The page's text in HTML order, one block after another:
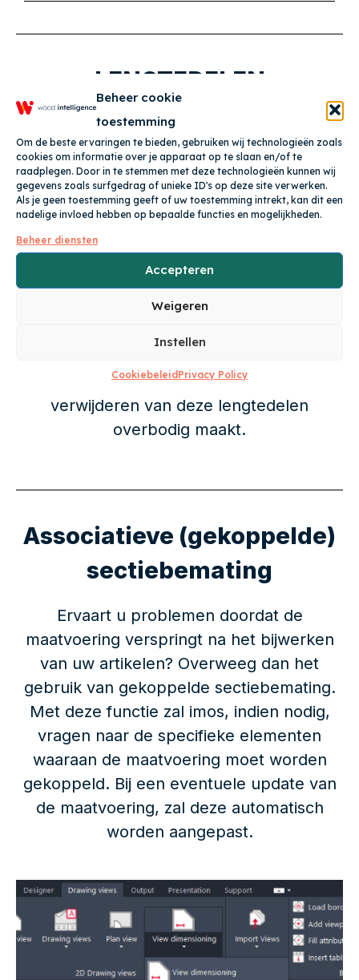
Beheer cookie
toestemming
Om de beste ervaringen te bieden, gebruiken wij technologieën zoals
cookies om informatie over je apparaat op te slaan en/of te
raadplegen. Door in te stemmen met deze technologieën kunnen wij
gegevens zoals surfgedrag of unieke ID's op deze site verwerken.
Als je geen toestemming geeft of uw toestemming intrekt, kan dit een
nadelige invloed hebben op bepaalde functies en mogelijkheden.
Beheer diensten
Accepteren
Weigeren
Instellen
CookiebeleidPrivacy Policy
LENGTEDELEN
Verstek in plinten en kroonlijsten
Nieuwe optie voor plinten en kroonlijsten:
de mogelijkheid tot het toevoegen van een
verstek.
Lengtedelen wisselen
Nadat een plint, kroonlijst, werkblad of
lichtlijst is geplaatst kan deze nu ook
type. Een mooie toevoeging die het
verwijderen van deze lengtedelen
overbodig maakt.
Associatieve (gekoppelde)
sectiebemating
Ervaart u problemen doordat de
maatvoering verspringt na het bijwerken
van uw artikelen? Overweeg dan het
gebruik van gekoppelde sectiebemating.
Met deze functie zal imos, indien nodig,
vragen naar de specifieke elementen
waaraan de maatvoering moet worden
gekoppeld. Bij een eventuele update van
de maatvoering, zal deze automatisch
worden aangepast.